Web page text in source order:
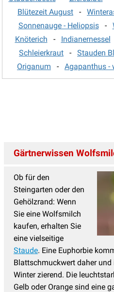
Sonnenauge -
Sonnenbraut -
Sonnenhut -
Sonnenröschen -
Thymian -
Tränendes
Wermut -
Blütezeit August -
Sonnenauge - Heliopsis-
Knöterich - Indianernessel
Schleierkraut - Stauden
Origanum - Agapanthus -
Gärtnerwissen
Ob für den
Steingarten oder den
Gehölzrand: Wenn
Sie eine Wolfsmilch
kaufen, erhalten Sie
eine vielseitige
Staude. Eine Euphorbie
Blattschmuckwert daher
Winter zierend. Die
Gelb oder Orange sind eine